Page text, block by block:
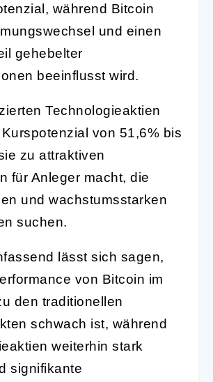
während Bitcoin
und einen
gehebelter
beeinflusst wird.
Technologieaktien
von 51,6% bis
zu attraktiven
für Anleger macht, die
und wachstumsstarken
suchen.
lässt sich sagen,
von Bitcoin im
den traditionellen
schwach ist, während
weiterhin stark
signifikante